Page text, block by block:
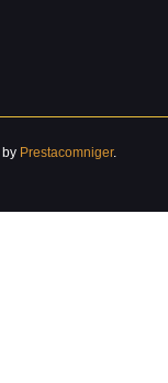
by Prestacomniger.